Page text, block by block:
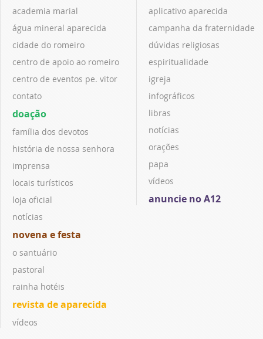
academia marial
água mineral aparecida
cidade do romeiro
centro de apoio ao romeiro
centro de eventos pe. vitor
contato
doação
família dos devotos
história de nossa senhora
imprensa
locais turísticos
loja oficial
notícias
novena e festa
o santuário
pastoral
rainha hotéis
revista de aparecida
vídeos
aplicativo aparecida
campanha da fraternidade
dúvidas religiosas
espiritualidade
igreja
infográficos
libras
notícias
orações
papa
vídeos
anuncie no A12